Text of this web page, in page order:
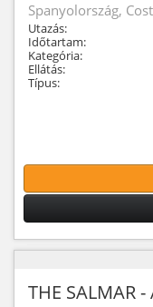
Spanyolország,
Utazás:
Időtartam:
Kategória:
Ellátás:
Típus:
THE SALMAR